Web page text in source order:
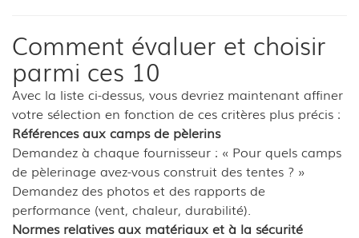
Comment évaluer et choisir
parmi ces 10
Avec la liste ci-dessus, vous devriez maintenant affiner
votre sélection en fonction de ces critères plus précis :
Références aux camps de pèlerins
Demandez à chaque fournisseur : « Pour quels camps
de pèlerinage avez-vous construit des tentes ? »
Demandez des photos et des rapports de
performance (vent, chaleur, durabilité).
Normes relatives aux matériaux et à la sécurité